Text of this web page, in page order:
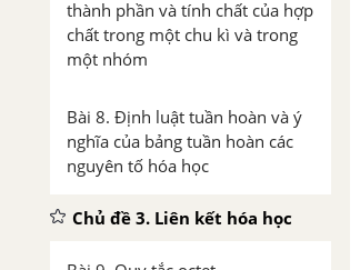
thành phần và tính chất của hợp
chất trong một chu kì và trong
một nhóm
Bài 8. Định luật tuần hoàn và ý
nghĩa của bảng tuần hoàn các
nguyên tố hóa học
Chủ đề 3. Liên kết hóa học